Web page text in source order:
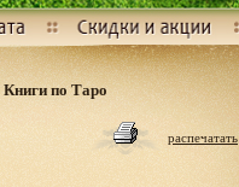
Книги по Таро
распечатать